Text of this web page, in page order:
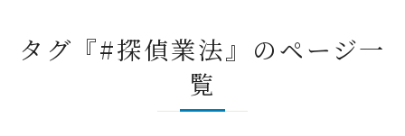
タグ『#探偵業法』のページ一
覧